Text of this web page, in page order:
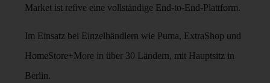
Market ist refive eine vollständige End-to-End-Plattform.
Im Einsatz bei Einzelhändlern wie Puma, ExtraShop und
HomeStore+More in über 30 Ländern, mit Hauptsitz in
Berlin.